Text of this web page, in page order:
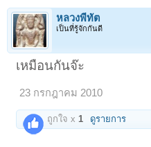
หลวงพี่ทัต
เป็นที่รู้จักกันดี
เหมือนกันจ๊ะ
23 กรกฎาคม 2010
ถูกใจ x 1 ดูรายการ